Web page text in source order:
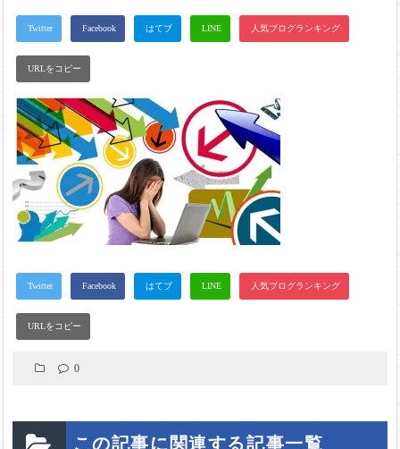
0
この記事に関連する記事一覧